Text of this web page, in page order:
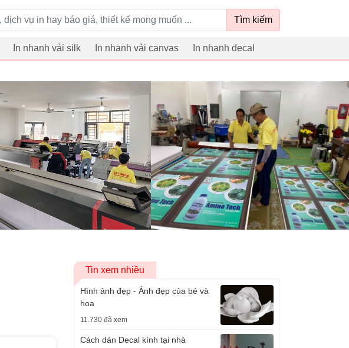
Tìm kiếm
In nhanh vải silk In nhanh vải canvas In nhanh decal
Tin xem nhiều
Hình ảnh đẹp - Ảnh đẹp của bé và
hoa
11.730 đã xem
Cách dán Decal kính tại nhà